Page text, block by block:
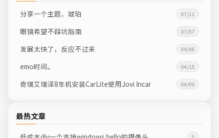
分享一个主题，琥珀 07/11
眼镜希望不踩坑指南 07/07
发展太快了，反应不过来 04/06
emo时间。 04/15
奇瑞艾瑞泽8车机安装CarLite使用Jovi Incar 04/09
最热文章
5